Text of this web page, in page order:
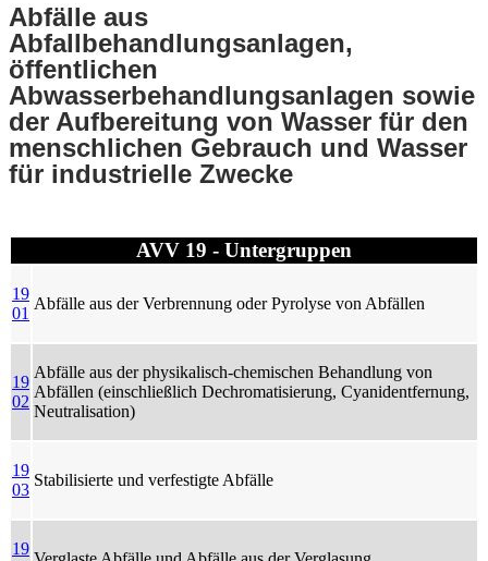
Abfälle aus
Abfallbehandlungsanlagen,
öffentlichen
Abwasserbehandlungsanlagen sowie
der Aufbereitung von Wasser für den
menschlichen Gebrauch und Wasser
für industrielle Zwecke
AVV 19 - Untergruppen
19
01
Abfälle aus der Verbrennung oder Pyrolyse von Abfällen
19
02
Abfälle aus der physikalisch-chemischen Behandlung von
Abfällen (einschließlich Dechromatisierung, Cyanidentfernung,
Neutralisation)
19
03
Stabilisierte und verfestigte Abfälle
19